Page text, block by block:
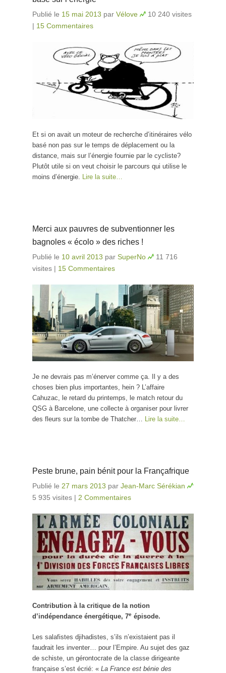
Publié le 15 mai 2013 par Vélove
10 240 visites
| 15 Commentaires
Et si on avait un moteur de recherche d’itinéraires vélo
basé non pas sur le temps de déplacement ou la
distance, mais sur l’énergie fournie par le cycliste?
Plutôt utile si on veut choisir le parcours qui utilise le
moins d’énergie. Lire la suite…
Merci aux pauvres de subventionner les
bagnoles « écolo » des riches !
Publié le 10 avril 2013 par SuperNo
11 716
visites | 15 Commentaires
Je ne devrais pas m’énerver comme ça. Il y a des
choses bien plus importantes, hein ? L’affaire
Cahuzac, le retard du printemps, le match retour du
QSG à Barcelone, une collecte à organiser pour livrer
des fleurs sur la tombe de Thatcher… Lire la suite…
Peste brune, pain bénit pour la Françafrique
Publié le 27 mars 2013 par Jean-Marc Sérékian
5 935 visites | 2 Commentaires
Contribution à la critique de la notion
d’indépendance énergétique, 7e épisode.
Les salafistes djihadistes, s’ils n’existaient pas il
faudrait les inventer… pour l’Empire. Au sujet des gaz
de schiste, un gérontocrate de la classe dirigeante
française s’est écrié: « La France est bénie des